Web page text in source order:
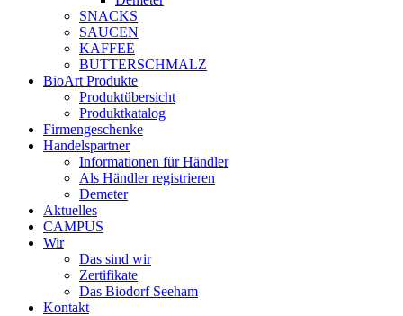
SNACKS
SAUCEN
KAFFEE
BUTTERSCHMALZ
BioArt Produkte
Produktübersicht
Produktkatalog
Firmengeschenke
Handelspartner
Informationen für Händler
Als Händler registrieren
Demeter
Aktuelles
CAMPUS
Wir
Das sind wir
Zertifikate
Das Biodorf Seeham
Kontakt